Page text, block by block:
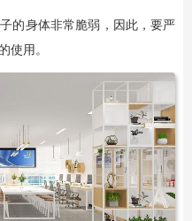
的身体非常脆弱，因此，要严
使用。